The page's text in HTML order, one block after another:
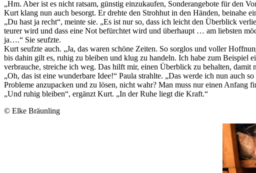
„Hm. Aber ist es nicht ratsam, günstig einzukaufen, Sonderangebote für den
Kurt klang nun auch besorgt. Er drehte den Strohhut in den Händen, beinahe
„Du hast ja recht“, meinte sie. „Es ist nur so, dass ich leicht den Überblick
teurer wird und dass eine Not befürchtet wird und überhaupt … am liebsten
ja….“ Sie seufzte.
Kurt seufzte auch. „Ja, das waren schöne Zeiten. So sorglos und voller
bis dahin gilt es, ruhig zu bleiben und klug zu handeln. Ich habe zum Beispiel
verbrauche, streiche ich weg. Das hilft mir, einen Überblick zu behalten, damit
„Oh, das ist eine wunderbare Idee!“ Paula strahlte. „Das werde ich nun auch
Probleme anzupacken und zu lösen, nicht wahr? Man muss nur einen Anfang
„Und ruhig bleiben“, ergänzt Kurt. „In der Ruhe liegt die Kraft.“
© Elke Bräunling